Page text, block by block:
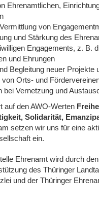
Ehrenamtlichen,
von
und Stärkung des
Engagements, z. B.
und Ehrungen
Begleitung neuer Projekte
Orts- und
bei Vernetzung und
auf den AWO-Werten
Solidarität,
setzen wir uns für eine
ein.
Ehrenamt wird durch
des Thüringer
und der Thüringer